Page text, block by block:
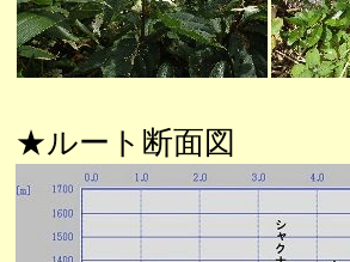
★ルート断面図